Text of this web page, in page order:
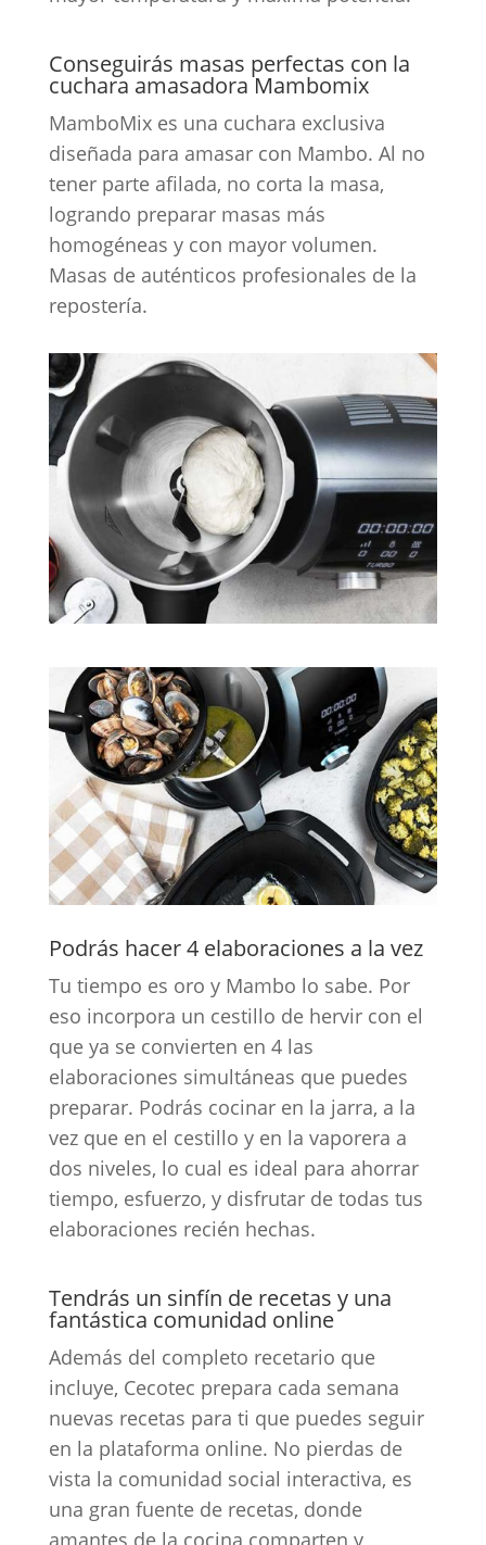
Conseguirás masas perfectas con la
cuchara amasadora Mambomix
MamboMix es una cuchara exclusiva
diseñada para amasar con Mambo. Al no
tener parte afilada, no corta la masa,
logrando preparar masas más
homogéneas y con mayor volumen.
Masas de auténticos profesionales de la
repostería.
Podrás hacer 4 elaboraciones a la vez
Tu tiempo es oro y Mambo lo sabe. Por
eso incorpora un cestillo de hervir con el
que ya se convierten en 4 las
elaboraciones simultáneas que puedes
preparar. Podrás cocinar en la jarra, a la
vez que en el cestillo y en la vaporera a
dos niveles, lo cual es ideal para ahorrar
tiempo, esfuerzo, y disfrutar de todas tus
elaboraciones recién hechas.
Tendrás un sinfín de recetas y una
fantástica comunidad online
Además del completo recetario que
incluye, Cecotec prepara cada semana
nuevas recetas para ti que puedes seguir
en la plataforma online. No pierdas de
vista la comunidad social interactiva, es
una gran fuente de recetas, donde
amantes de la cocina comparten y